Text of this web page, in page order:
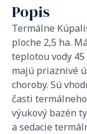
Popis
Termálne
ploche 2,5 ha.
teplotou vody 45
majú priaznivé
choroby. Sú
časti
výukový bazén
a sedacie